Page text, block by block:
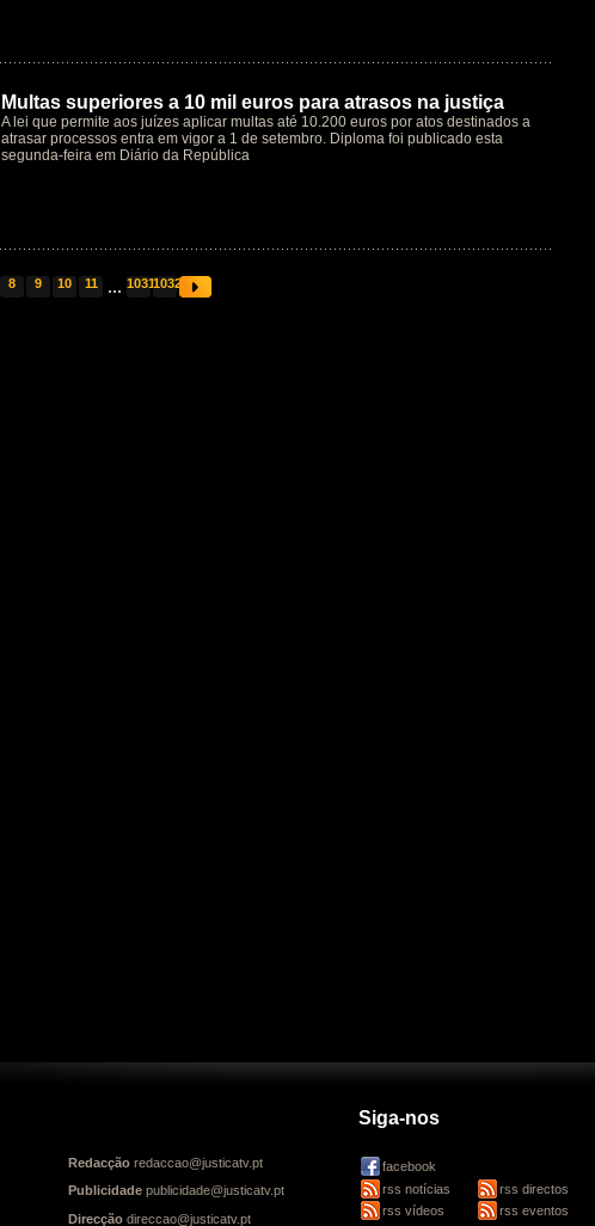
Multas superiores a 10 mil euros para atrasos na justiça
A lei que permite aos juízes aplicar multas até 10.200 euros por atos destinados a
atrasar processos entra em vigor a 1 de setembro. Diploma foi publicado esta
segunda-feira em Diário da República
8 9 10 11 ... 10311032
Redacção redaccao@justicatv.pt
Publicidade publicidade@justicatv.pt
Direcção direccao@justicatv.pt
Siga-nos
facebook
rss notícias
rss directos
rss vídeos
rss eventos